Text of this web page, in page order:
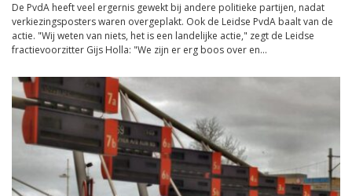
De PvdA heeft veel ergernis gewekt bij andere politieke partijen, nadat
verkiezingsposters waren overgeplakt. Ook de Leidse PvdA baalt van de
actie. "Wij weten van niets, het is een landelijke actie," zegt de Leidse
fractievoorzitter Gijs Holla: "We zijn er erg boos over en...